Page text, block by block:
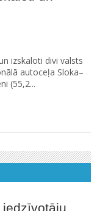
izskaloti divi valsts
autoceļa Sloka–
(55,2...